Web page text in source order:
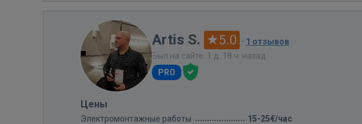
Artis S. 5.0 · 1 отзывов
Был на сайте: 1 д. 18 ч. назад
PRO
Цены
Электромонтажные работы 15-25€/час